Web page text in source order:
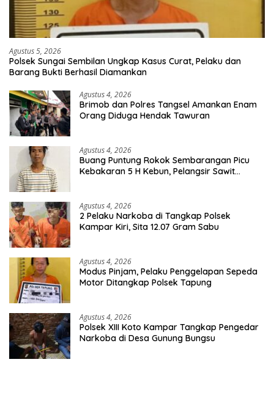
Agustus 5, 2026
Polsek Sungai Sembilan Ungkap Kasus Curat, Pelaku dan
Barang Bukti Berhasil Diamankan
Agustus 4, 2026
Brimob dan Polres Tangsel Amankan Enam
Orang Diduga Hendak Tawuran
Agustus 4, 2026
Buang Puntung Rokok Sembarangan Picu
Kebakaran 5 H Kebun, Pelangsir Sawit
Agustus 4, 2026
2 Pelaku Narkoba di Tangkap Polsek
Kampar Kiri, Sita 12.07 Gram Sabu
Agustus 4, 2026
Modus Pinjam, Pelaku Penggelapan Sepeda
Motor Ditangkap Polsek Tapung
Agustus 4, 2026
Polsek XIII Koto Kampar Tangkap Pengedar
Narkoba di Desa Gunung Bungsu